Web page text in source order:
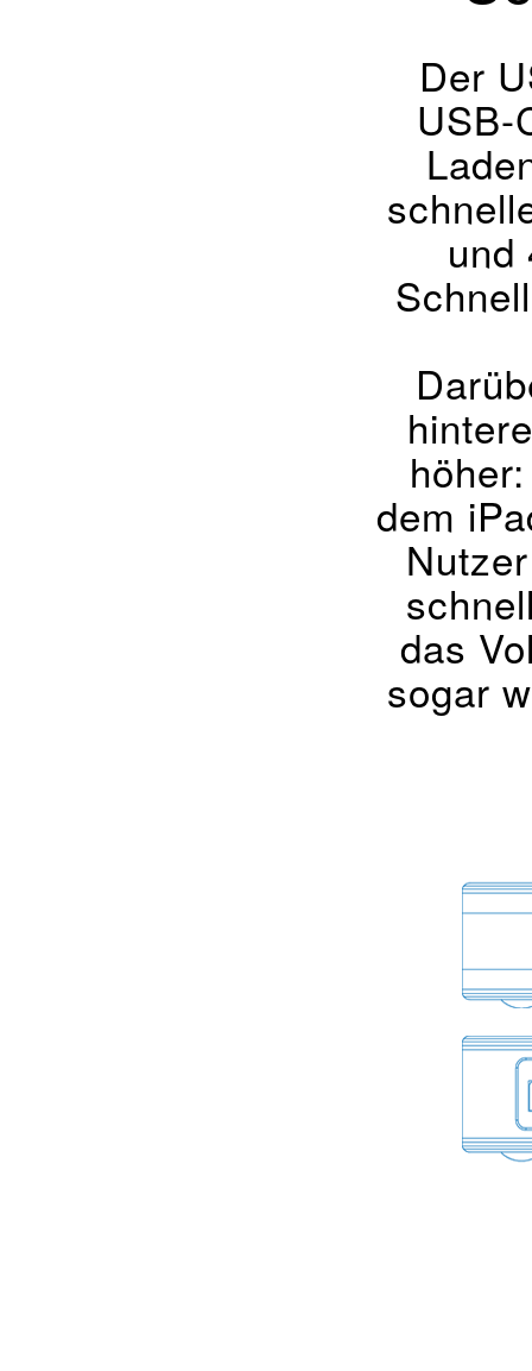
Der
USB-
und
dem
das
sogar